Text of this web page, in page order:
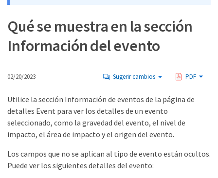
Qué se muestra en la sección
Información del evento
02/20/2023 Sugerir cambios PDF
Utilice la sección Información de eventos de la página de
detalles Event para ver los detalles de un evento
seleccionado, como la gravedad del evento, el nivel de
impacto, el área de impacto y el origen del evento.
Los campos que no se aplican al tipo de evento están ocultos.
Puede ver los siguientes detalles del evento: